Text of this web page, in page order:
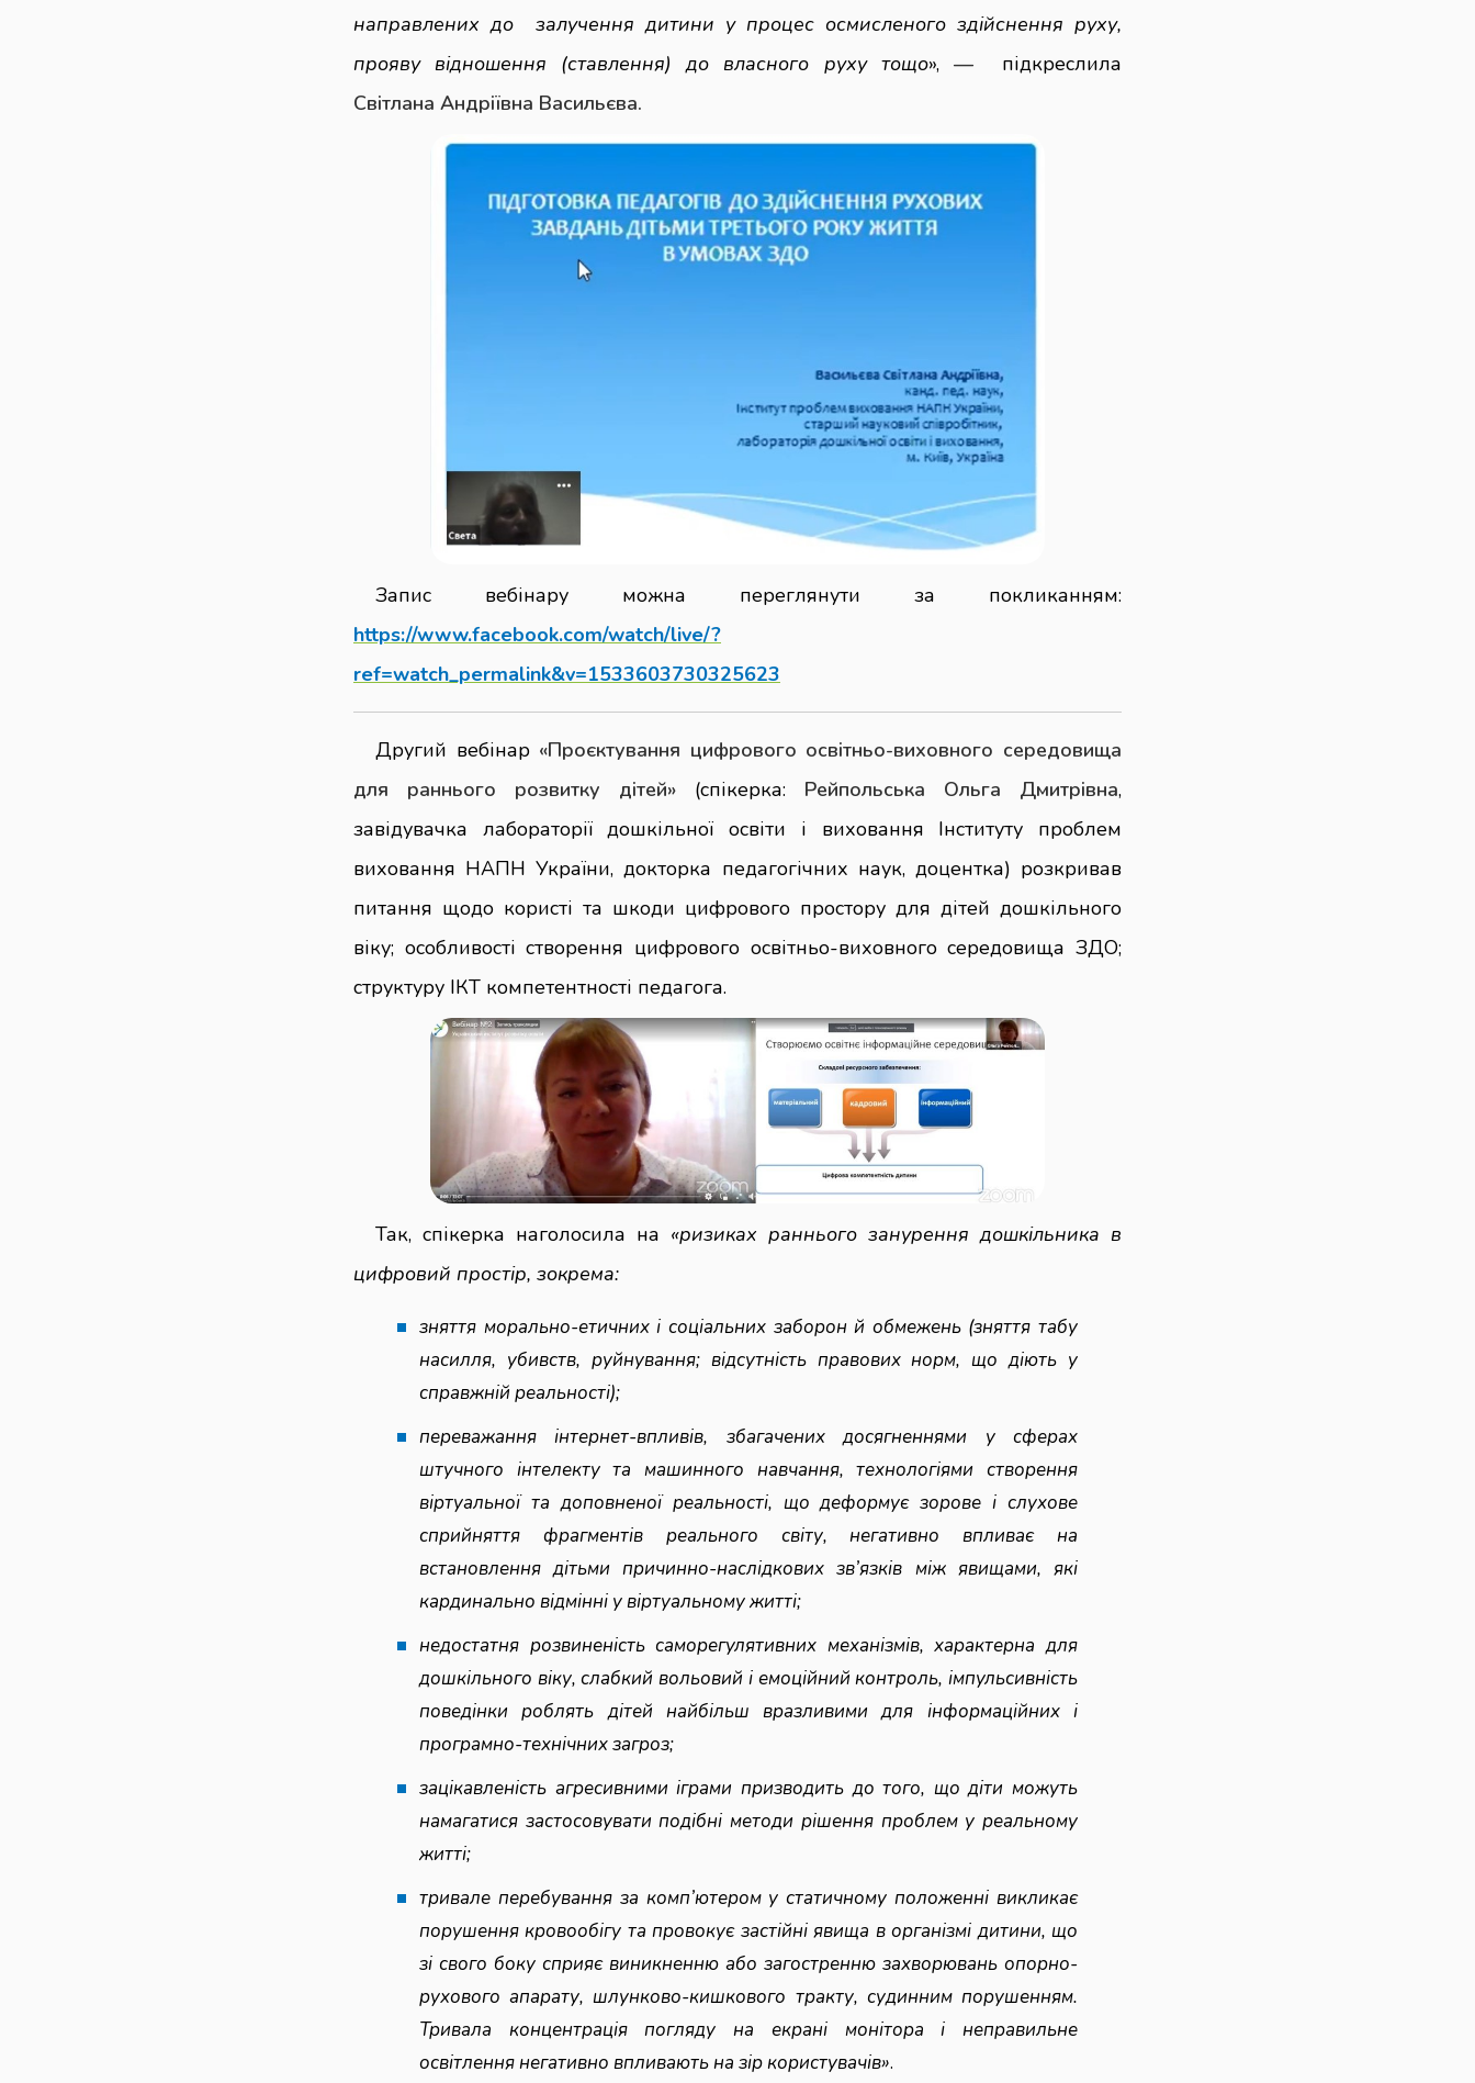
направлених до залучення дитини у процес осмисленого здійснення руху,
прояву відношення (ставлення) до власного руху тощо», — підкреслила
Світлана Андріївна Васильєва.
Запис вебінару можна переглянути за покликанням:
https://www.facebook.com/watch/live/?
ref=watch_permalink&v=1533603730325623
Другий вебінар «Проєктування цифрового освітньо-виховного середовища
для раннього розвитку дітей» (спікерка: Рейпольська Ольга Дмитрівна,
завідувачка лабораторії дошкільної освіти і виховання Інституту проблем
виховання НАПН України, докторка педагогічних наук, доцентка) розкривав
питання щодо користі та шкоди цифрового простору для дітей дошкільного
віку; особливості створення цифрового освітньо-виховного середовища ЗДО;
структуру ІКТ компетентності педагога.
Так, спікерка наголосила на «ризиках раннього занурення дошкільника в
цифровий простір, зокрема:
зняття морально-етичних і соціальних заборон й обмежень (зняття табу
насилля, убивств, руйнування; відсутність правових норм, що діють у
справжній реальності);
переважання інтернет-впливів, збагачених досягненнями у сферах
штучного інтелекту та машинного навчання, технологіями створення
віртуальної та доповненої реальності, що деформує зорове і слухове
сприйняття фрагментів реального світу, негативно впливає на
встановлення дітьми причинно-наслідкових зв’язків між явищами, які
кардинально відмінні у віртуальному житті;
недостатня розвиненість саморегулятивних механізмів, характерна для
дошкільного віку, слабкий вольовий і емоційний контроль, імпульсивність
поведінки роблять дітей найбільш вразливими для інформаційних і
програмно-технічних загроз;
зацікавленість агресивними іграми призводить до того, що діти можуть
намагатися застосовувати подібні методи рішення проблем у реальному
житті;
тривале перебування за комп’ютером у статичному положенні викликає
порушення кровообігу та провокує застійні явища в організмі дитини, що
зі свого боку сприяє виникненню або загостренню захворювань опорно-
рухового апарату, шлунково-кишкового тракту, судинним порушенням.
Тривала концентрація погляду на екрані монітора і неправильне
освітлення негативно впливають на зір користувачів».